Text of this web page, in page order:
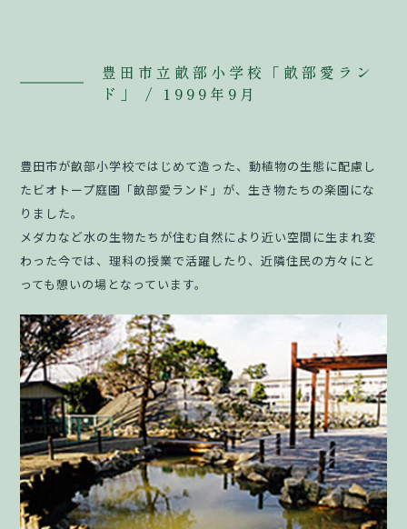
豊田市立畝部小学校「畝部愛ラン
ド」 / 1999年9月
豊田市が畝部小学校ではじめて造った、動植物の生態に配慮し
たビオトープ庭園「畝部愛ランド」が、生き物たちの楽園にな
りました。
メダカなど水の生物たちが住む自然により近い空間に生まれ変
わった今では、理科の授業で活躍したり、近隣住民の方々にと
っても憩いの場となっています。